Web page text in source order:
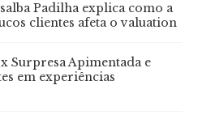
Padilha explica como a
clientes afeta o valuation
Surpresa Apimentada e
em experiências